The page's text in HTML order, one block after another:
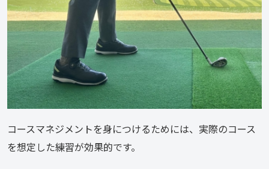
コースマネジメントを身につけるためには、実際のコース
を想定した練習が効果的です。